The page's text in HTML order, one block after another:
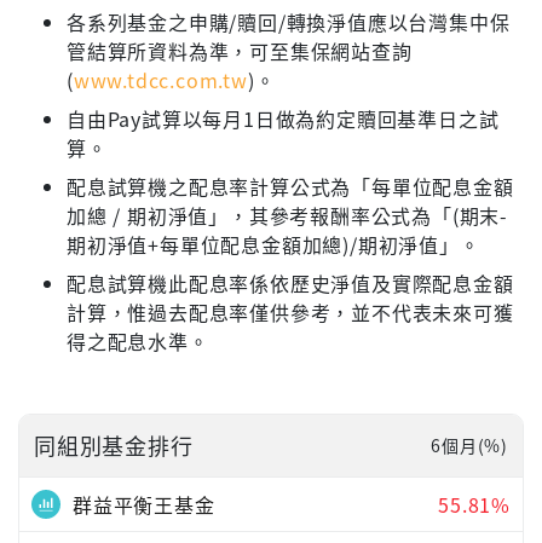
各系列基金之申購/贖回/轉換淨值應以台灣集中保
管結算所資料為準，可至集保網站查詢
(www.tdcc.com.tw)。
自由Pay試算以每月1日做為約定贖回基準日之試
算。
配息試算機之配息率計算公式為「每單位配息金額
加總 / 期初淨值」，其參考報酬率公式為「(期末-
期初淨值+每單位配息金額加總)/期初淨值」。
配息試算機此配息率係依歷史淨值及實際配息金額
計算，惟過去配息率僅供參考，並不代表未來可獲
得之配息水準。
同組別基金排行 6個月(%)
群益平衡王基金
55.81%